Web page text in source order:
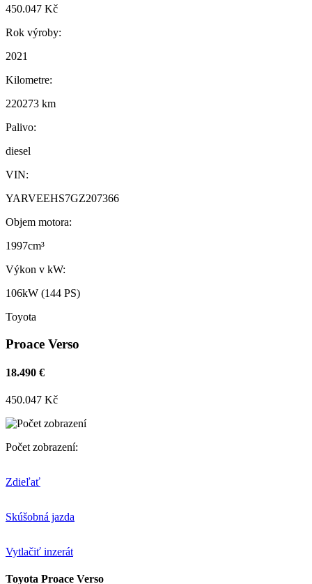
450.047 Kč
Rok výroby:
2021
Kilometre:
220273 km
Palivo:
diesel
VIN:
YARVEEHS7GZ207366
Objem motora:
1997cm³
Výkon v kW:
106kW (144 PS)
Toyota
Proace Verso
18.490 €
450.047 Kč
Počet zobrazení:
Zdieľať
Skúšobná jazda
Vytlačiť inzerát
Toyota Proace Verso